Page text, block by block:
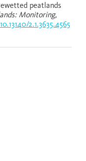
peatlands
Monitoring,
2.1.3635.4565